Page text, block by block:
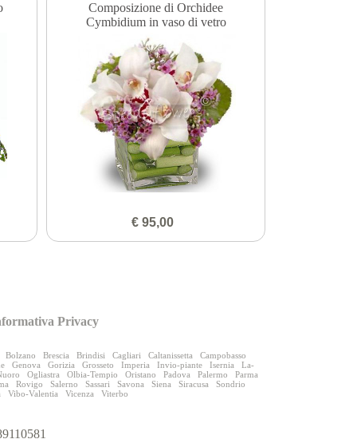
Composizione di Orchidee
Cymbidium in vaso di vetro
€ 95,00
Privacy
Bolzano Brescia Brindisi Cagliari Caltanissetta
Campobasso
Genova Gorizia Grosseto Imperia Invio-piante Isernia
La-
Ogliastra Olbia-Tempio Oristano Padova Palermo
Parma
Rovigo Salerno Sassari Savona Siena Siracusa
Sondrio
Vibo-Valentia Vicenza Viterbo